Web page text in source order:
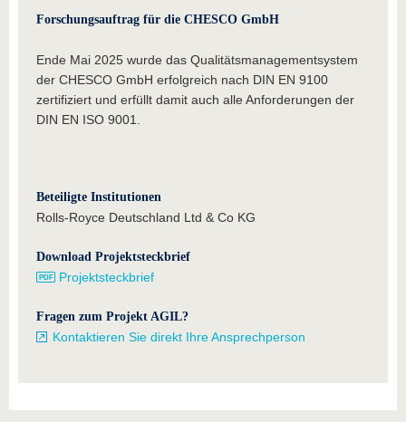
Forschungsauftrag für die CHESCO GmbH
Ende Mai 2025 wurde das Qualitätsmanagementsystem
der CHESCO GmbH erfolgreich nach DIN EN 9100
zertifiziert und erfüllt damit auch alle Anforderungen der
DIN EN ISO 9001.
Beteiligte Institutionen
Rolls-Royce Deutschland Ltd & Co KG
Download Projektsteckbrief
Projektsteckbrief
Fragen zum Projekt AGIL?
Kontaktieren Sie direkt Ihre Ansprechperson